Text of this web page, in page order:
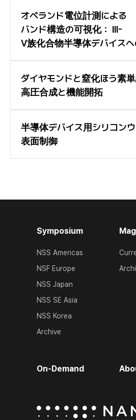
オペランド電位計測による
バンド構造の可視化： III-
V族化合物半導体デバイス
ダイヤモンドと窒化ほう素
高圧合成と機能開拓
半導体デバイス用シリコン
表面制御
Symposium
NSS Americas
NSF Europe
NSS Japan
NSS SE Asia
NSS Korea
Archive
On-Demand